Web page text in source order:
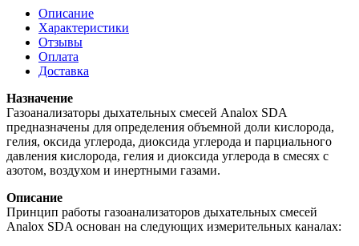
Описание
Характеристики
Отзывы
Оплата
Доставка
Назначение
Газоанализаторы дыхательных смесей Analox SDA
предназначены для определения объемной доли кислорода,
гелия, оксида углерода, диоксида углерода и парциального
давления кислорода, гелия и диоксида углерода в смесях с
азотом, воздухом и инертными газами.
Описание
Принцип работы газоанализаторов дыхательных смесей
Analox SDA основан на следующих измерительных каналах: